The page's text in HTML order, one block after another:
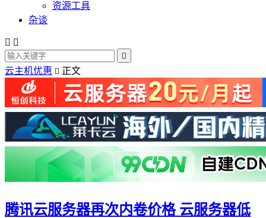
资源工具
杂谈
 

云主机优惠  正文
腾讯云服务器再次内卷价格 云服务器低